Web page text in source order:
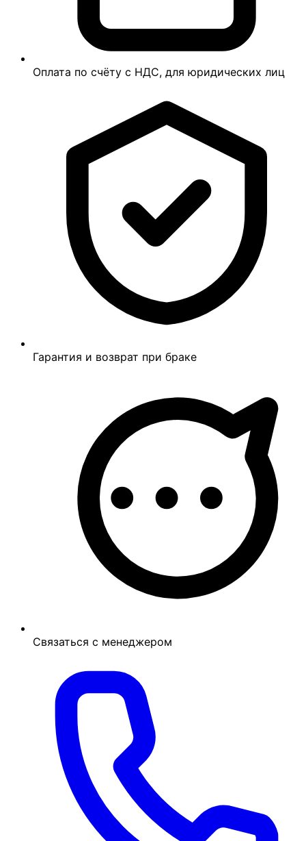
Оплата по счёту с НДС, для юридических лиц
Гарантия и возврат при браке
Связаться с менеджером